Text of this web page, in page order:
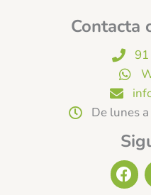
Contacta
De lunes
F
a